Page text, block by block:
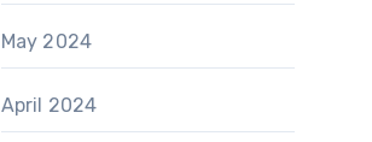
May 2024
April 2024